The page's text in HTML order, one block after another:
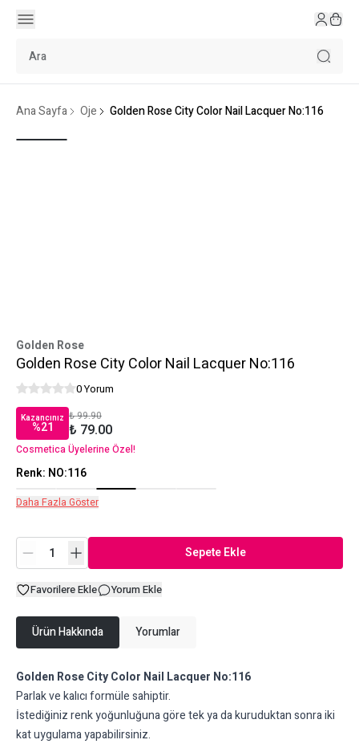
Ana Sayfa Oje Golden Rose City Color Nail Lacquer No:116
Golden Rose
Golden Rose City Color Nail Lacquer No:116
0 Yorum
Kazancınız
%21
₺ 99.90
₺ 79.00
Cosmetica Üyelerine Özel!
Renk: NO:116
Daha Fazla Göster
Sepete Ekle
Favorilere Ekle Yorum Ekle
Ürün Hakkında Yorumlar
Golden Rose City Color Nail Lacquer No:116
Parlak ve kalıcı formüle sahiptir.
İstediğiniz renk yoğunluğuna göre tek ya da kuruduktan sonra iki
kat uygulama yapabilirsiniz.